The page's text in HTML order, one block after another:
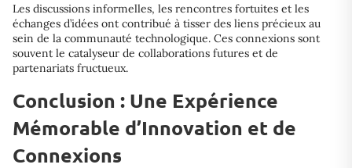
Les discussions informelles, les rencontres fortuites et les
échanges d’idées ont contribué à tisser des liens précieux au
sein de la communauté technologique. Ces connexions sont
souvent le catalyseur de collaborations futures et de
partenariats fructueux.
Conclusion : Une Expérience
Mémorable d’Innovation et de
Connexions